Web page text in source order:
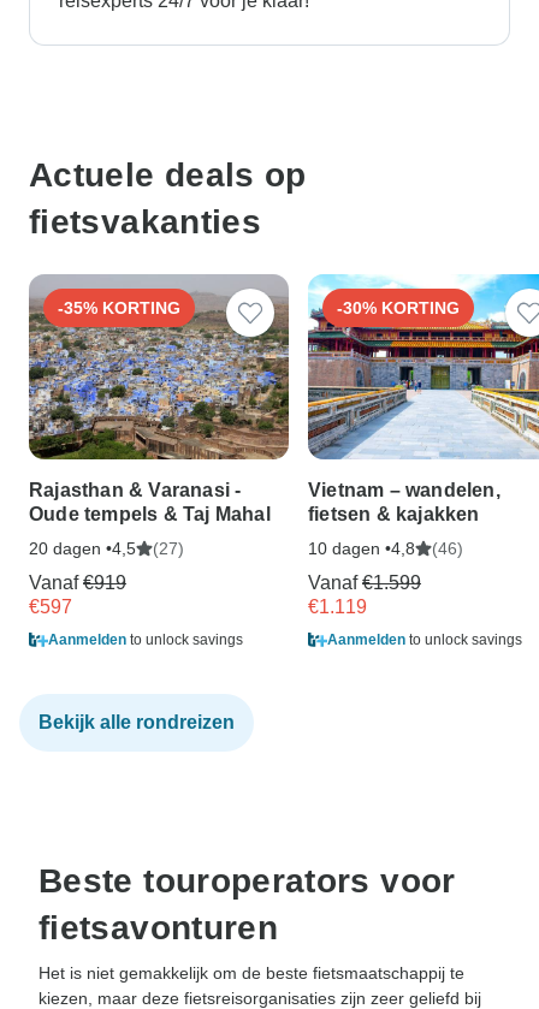
Actuele deals op
fietsvakanties
-35% KORTING
Rajasthan & Varanasi -
Oude tempels & Taj Mahal
20 dagen •4,5 (27)
Vanaf€919
€597
Aanmelden to unlock savings
-30% KORTING
Vietnam – wandelen,
fietsen & kajakken
10 dagen •4,8 (46)
Vanaf€1.599
€1.119
Aanmelden to unlock savings
Bekijk alle rondreizen
Beste touroperators voor
fietsavonturen
Het is niet gemakkelijk om de beste fietsmaatschappij te
kiezen, maar deze fietsreisorganisaties zijn zeer geliefd bij